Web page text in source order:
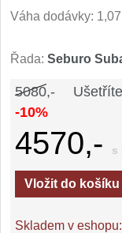
Váha dodávky:
Řada: Seburo
5080,-
-10%
4570,- s
Vložit do košíku
Skladem v eshopu: